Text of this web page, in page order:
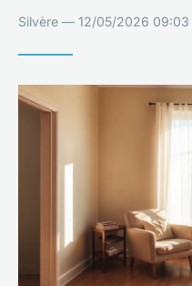
Silvère — 12/05/2026